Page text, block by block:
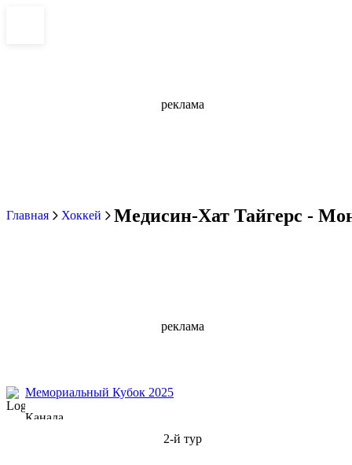
реклама
Главная Хоккей Медисин-Хат Тайгерс -
реклама
Мемориальный Кубок 2025
Канада
2-й тур